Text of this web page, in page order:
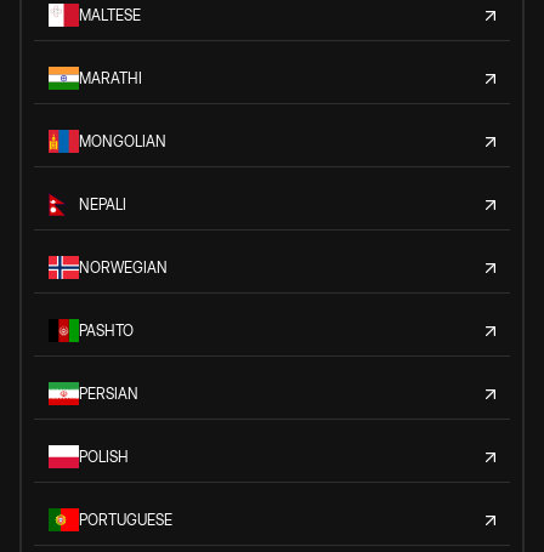
MALTESE
MARATHI
MONGOLIAN
NEPALI
NORWEGIAN
PASHTO
PERSIAN
POLISH
PORTUGUESE